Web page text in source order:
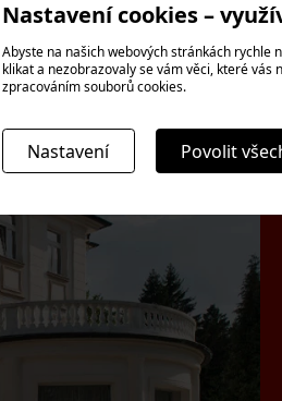
Nastavení cookies –
Abyste na našich webových stránkách rychle
klikat a nezobrazovaly se vám věci, které
zpracováním souborů cookies.
Nastavení Povolit